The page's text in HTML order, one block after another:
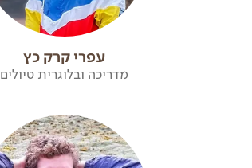
עפרי קרק כץ
מדריכה ובלוגרית טיולים